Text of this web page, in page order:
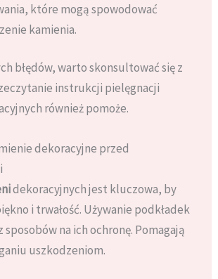
które mogą spowodować
kamienia.
błędów, warto skonsultować się z
instrukcji pielęgnacji
również pomoże.
dekoracyjne przed
dekoracyjnych jest kluczowa, by
i trwałość. Używanie podkładek
na ich ochronę. Pomagają
uszkodzeniom.